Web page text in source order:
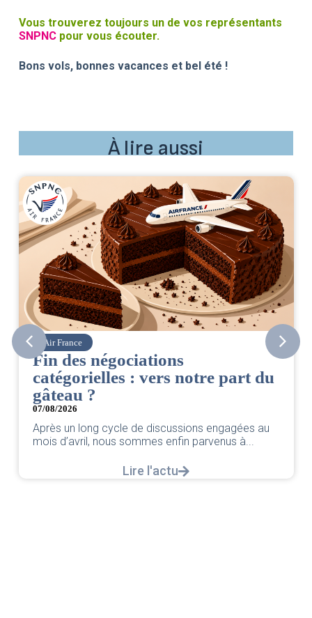
Vous trouverez toujours un de vos représentants
SNPNCpour vous écouter.
Bons vols, bonnes vacances et bel été !
À lire aussi
Air France
Fin des négociations
catégorielles : vers notre part du
gâteau ?
07/08/2026
Après un long cycle de discussions engagées au
mois d’avril, nous sommes enfin parvenus à...
Lire l'actu